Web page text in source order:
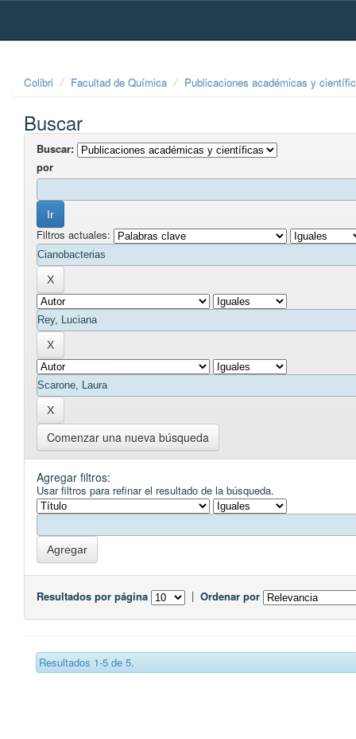
Skip
Colibri Facultad de Química Publicaciones académicas y
Buscar
Buscar:
por
Filtros actuales:
Comenzar una nueva búsqueda
Agregar filtros:
Usar filtros para refinar el resultado de la búsqueda.
Resultados por página | Ordenar por
Resultados 1-5 de 5.